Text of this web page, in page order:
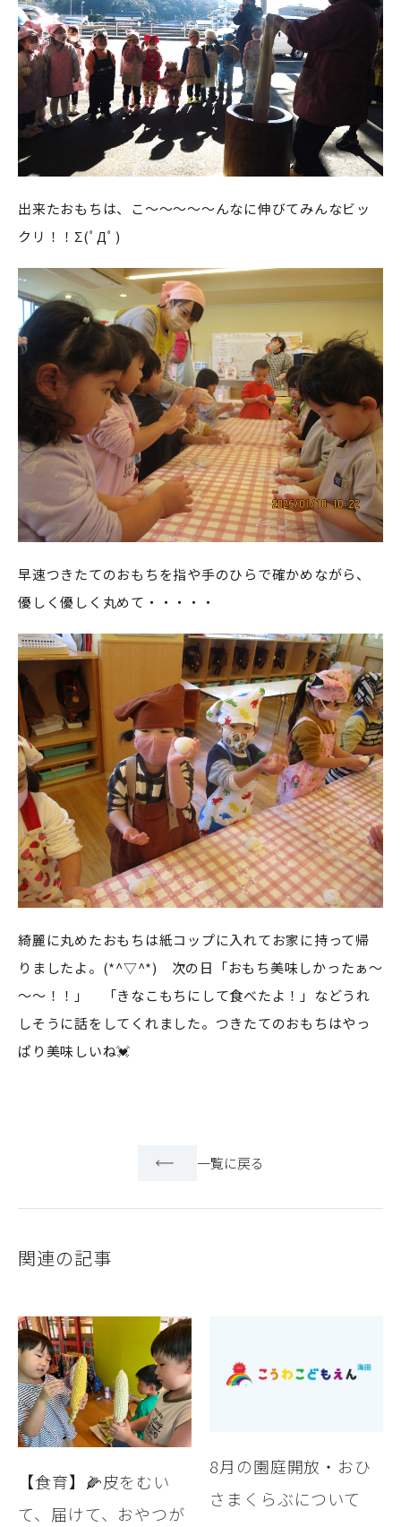
出来たおもちは、こ～～～～～んなに伸びてみんなビッ
クリ！！Σ(ﾟДﾟ)
早速つきたてのおもちを指や手のひらで確かめながら、
優しく優しく丸めて・・・・・
綺麗に丸めたおもちは紙コップに入れてお家に持って帰
りましたよ。(*^▽^*) 次の日「おもち美味しかったぁ～
～～！！」 「きなこもちにして食べたよ！」などうれ
しそうに話をしてくれました。つきたてのおもちはやっ
ぱり美味しいね💓
一覧に戻る
関連の記事
【食育】🌽皮をむい
て、届けて、おやつが
8月の園庭開放・おひ
さまくらぶについて